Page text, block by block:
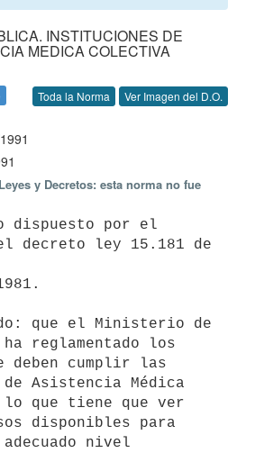
INSTITUCIONES DE
MEDICA COLECTIVA
Toda la Norma Ver Imagen del D.O.
y Decretos: esta norma no fue
decreto ley 15.181 de
reglamentado los
deben cumplir las
Asistencia Médica
que tiene que ver
disponibles para
nivel